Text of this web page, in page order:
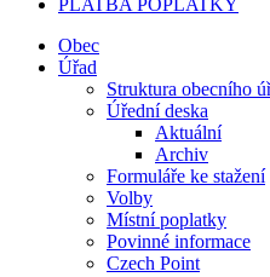
Obec
Úřad
Struktura obecního
Úřední deska
Aktuální
Archiv
Formuláře ke stažení
Volby
Místní poplatky
Povinné informace
Czech Point